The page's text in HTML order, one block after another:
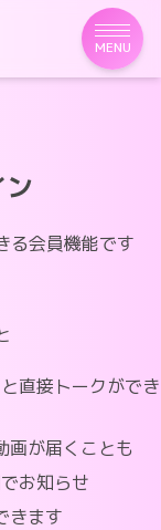
MENU
る会員機能です
直接トークができ
画が届くことも
お知らせ
きます